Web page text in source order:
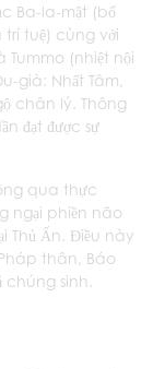
Ba-la-mật (bố
trí tuệ) cùng với
(nhiệt nội
già: Nhất Tâm,
chân lý. Thông
đạt được sự
qua thực
ngại phiền não
Thủ Ấn. Điều này
thân, Báo
sinh.